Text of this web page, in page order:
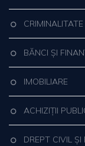
BĂNCI ȘI
IMOBILIARE
ACHIZIȚII
DREPT CIVIL